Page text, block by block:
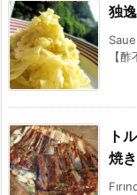
独
【
ト
焼き